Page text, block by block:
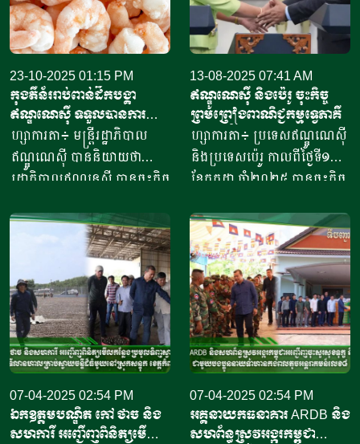
23-10-2025 01:15 PM
កុងតឺន័ររាប់ពាន់ដឹកបង្គា​
ឥណ្ឌូណេស៊ី​ ទទួលបានការ
អនុញ្ញាតនាំ​ចូល​ទីផ្សារអាម៉េរិក
ហ្សាការតា៖ មន្ត្រីរដ្ឋាភិបាល
ឥណ្ឌូណេស៊ី បាននិយាយថា
រដ្ឋាភិបាលឥណ្ឌូនេស៊ី បានចុះកិច្ច
អាហារ និងឱសថសហរដ្ឋ
អាម៉េរិក ដើម្បីចាប់ផ្តើមដំណើរ
ការនាំចេញឡើងវិញ នូវ
ផលិតផលបង្គាឥណ្ឌូនេស៊ីទៅកាន់
សហរដ្ឋអាម៉េរិក។ ប្រធានទី
ភ្នាក់ងារគ្រប់គ្រង និងត្រួតពិនិត្យ
គុណភាពផលិតផលសមុទ្រ និង
នេសាទរបស់ប្រទេសឥណ្ឌូណេស៊ី
បានបញ្ជាក់ថា កិច្ចព្រមព្រៀង
នេះអនុញ្ញាតឱ្យកុងតឺន័ររាប់ពាន់
គ្រឿងដឹកបង្គារឥណ្ឌូណេស៊ី ដែល
13-08-2025 07:41 AM
ឥណ្ឌូណេស៊ី និងប៉េរូ ចុះកិច្ច
ព្រមព្រៀងពាណិជ្ជកម្មទ្វេភាគី
ហ្សាការតា៖ ប្រទេសឥណ្ឌូណេស៊ី
និងប្រទេសប៉េរូ កាលពីថ្ងៃទី១១
ខែកក្កដា ឆ្នាំ២០២៥ បានចុះកិច្ច
មេដឹកនាំប្រទេសទាំងពីរបានជួប
ប្រជុំគ្នានៅទីក្រុងហ្សាកាតា
បន្ទាប់ពីប្រធានាធិបតីអាមេរិក
លោក ដូណាល់ ត្រាំ (Donald
Trump) បានកំណត់អត្រា
ពន្ធ១៩ភាគរយលើការនាំចូលពី
ប្រទេសឥណ្ឌូណេស៊ី។ សារ
ព័ត៌មាន ហ្សាកាតា ប៉ុស្ត្តិ៍ របស់
ឥណ្ឌូណេស៊ី បានចេញផ្សាយថា
កិច្ចព្រមព្រៀងធ្វើឡើងក្នុងដំណើរ
ទស្សនកិច្ចរបស់ប្រធានាធិបតីប៉េរូ
07-04-2025 02:54 PM
ឯកឧត្តមបណ្ឌិត កៅ ថាច និង
សហការី អញ្ជើញពិនិត្យមើល
07-04-2025 02:54 PM
អគ្គនាយកធនាគារ ARDB និង
សហព័ន្ធស្រូវអង្ករកម្ពុជា